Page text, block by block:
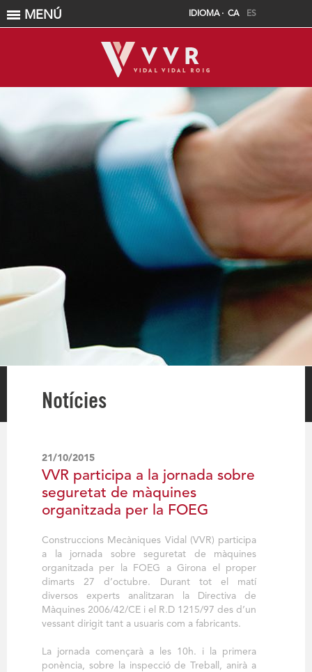
MENÚ IDIOMA · CA ES
Notícies
21/10/2015
VVR participa a la jornada sobre
seguretat de màquines
organitzada per la FOEG
Construccions Mecàniques Vidal (VVR) participa
a la jornada sobre seguretat de màquines
organitzada per la FOEG a Girona el proper
dimarts 27 d’octubre. Durant tot el matí
diversos experts analitzaran la Directiva de
Màquines 2006/42/CE i el R.D 1215/97 des d’un
vessant dirigit tant a usuaris com a fabricants.
La jornada començarà a les 10h. i la primera
ponència, sobre la inspecció de Treball, anirà a